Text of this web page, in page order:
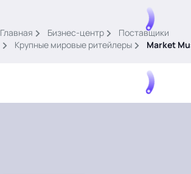
Главная Бизнес-центр
Поставщики
Крупные мировые ритейлеры
Market